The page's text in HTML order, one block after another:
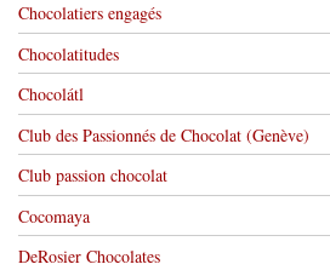
Chocolatiers engagés
Chocolatitudes
Chocolátl
Club des Passionnés de Chocolat (Genève)
Club passion chocolat
Cocomaya
DeRosier Chocolates